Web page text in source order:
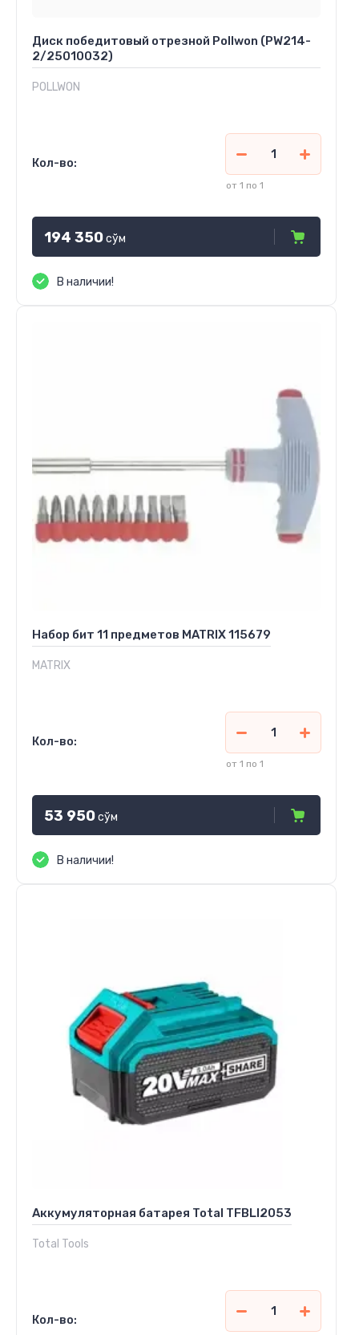
Диск победитовый отрезной Pollwon (PW214-
2/25010032)
POLLWON
Кол-во:
от 1 по 1
194 350сўм
В наличии!
Набор бит 11 предметов MATRIX 115679
MATRIX
Кол-во:
от 1 по 1
53 950сўм
В наличии!
Аккумуляторная батарея Total TFBLI2053
Total Tools
Кол-во: